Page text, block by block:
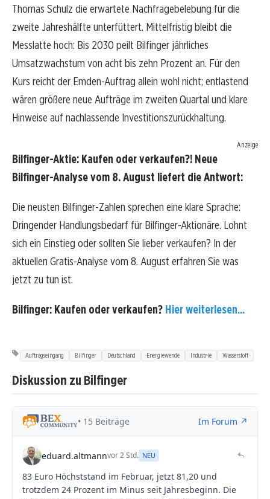
Thomas Schulz die erwartete Nachfragebelebung für die
zweite Jahreshälfte unterfüttert. Mittelfristig bleibt die
Messlatte hoch: Bis 2030 peilt Bilfinger jährliches
Umsatzwachstum von acht bis zehn Prozent an. Für den
Kurs reicht der Emden-Auftrag allein wohl nicht; entlastend
wären größere neue Aufträge im zweiten Quartal und klare
Hinweise auf nachlassende Investitionszurückhaltung.
Anzeige
Bilfinger-Aktie: Kaufen oder verkaufen?! Neue
Bilfinger-Analyse vom 8. August liefert die Antwort:
Die neusten Bilfinger-Zahlen sprechen eine klare Sprache:
Dringender Handlungsbedarf für Bilfinger-Aktionäre. Lohnt
sich ein Einstieg oder sollten Sie lieber verkaufen? In der
aktuellen Gratis-Analyse vom 8. August erfahren Sie was
jetzt zu tun ist.
Bilfinger: Kaufen oder verkaufen? Hier weiterlesen...
Auftragseingang Bilfinger Deutschland Energiewende Industrie Wasserstoff
Diskussion zu Bilfinger